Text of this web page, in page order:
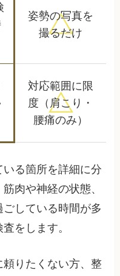
姿勢の写真を
撮るだけ
対応範囲に限
度 （肩こり・
腰痛のみ）
る箇所を詳細に分
肉や神経の状態、
している時間が多
をします。
りたくない方、整